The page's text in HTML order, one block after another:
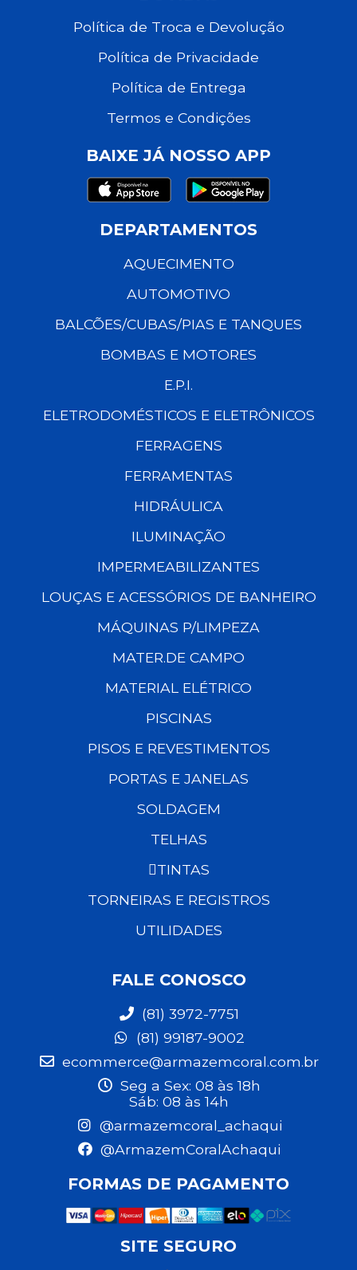
Política de Troca e Devolução
Política de Privacidade
Política de Entrega
Termos e Condições
BAIXE JÁ NOSSO APP
DEPARTAMENTOS
AQUECIMENTO
AUTOMOTIVO
BALCÕES/CUBAS/PIAS E TANQUES
BOMBAS E MOTORES
E.P.I.
ELETRODOMÉSTICOS E ELETRÔNICOS
FERRAGENS
FERRAMENTAS
HIDRÁULICA
ILUMINAÇÃO
IMPERMEABILIZANTES
LOUÇAS E ACESSÓRIOS DE BANHEIRO
MÁQUINAS P/LIMPEZA
MATER.DE CAMPO
MATERIAL ELÉTRICO
PISCINAS
PISOS E REVESTIMENTOS
PORTAS E JANELAS
SOLDAGEM
TELHAS
TINTAS
TORNEIRAS E REGISTROS
UTILIDADES
FALE CONOSCO
(81) 3972-7751
(81) 99187-9002
ecommerce@armazemcoral.com.br
Seg a Sex: 08 às 18h
Sáb: 08 às 14h
@armazemcoral_achaqui
@ArmazemCoralAchaqui
FORMAS DE PAGAMENTO
SITE SEGURO